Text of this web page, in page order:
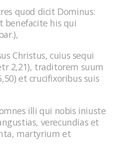
quod dicit Dominus:
benefacite his qui
Christus, cuius sequi
2,21), traditorem suum
et crucifixoribus suis
illi qui nobis iniuste
verecundias et
martyrium et